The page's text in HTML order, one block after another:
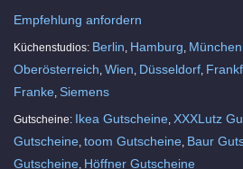
Empfehlung anfordern
Küchenstudios: Berlin Hamburg München
Oberösterreich Wien Düsseldorf
Franke Siemens
Gutscheine: Ikea Gutscheine XXXLutz
Gutscheine toom Gutscheine Baur
Gutscheine Höffner Gutscheine